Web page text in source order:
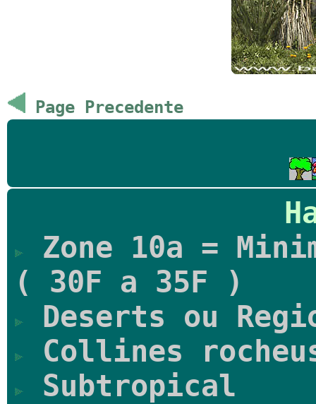
Page Precedente
Zone 10a =
( 30F a 35F )
Deserts ou
Collines
Subtropical